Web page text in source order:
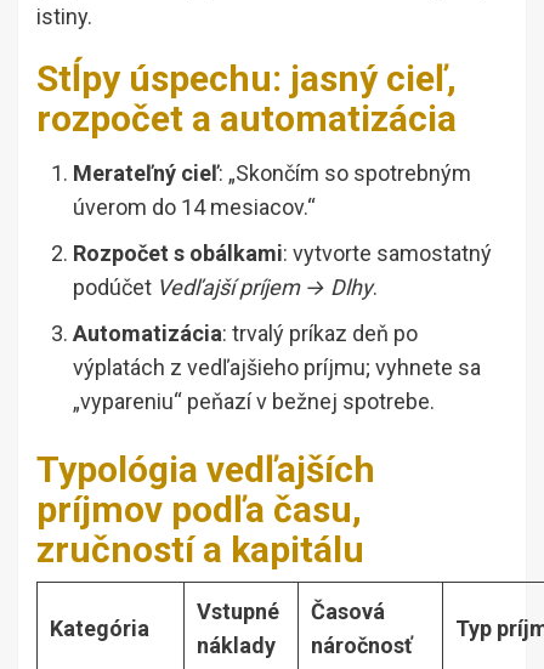
istiny.
Stĺpy úspechu: jasný cieľ,
rozpočet a automatizácia
Merateľný cieľ: „Skončím so spotrebným
úverom do 14 mesiacov.“
Rozpočet s obálkami: vytvorte samostatný
podúčet Vedľajší príjem → Dlhy.
Automatizácia: trvalý príkaz deň po
výplatách z vedľajšieho príjmu; vyhnete sa
„vypareniu“ peňazí v bežnej spotrebe.
Typológia vedľajších
príjmov podľa času,
zručností a kapitálu
Kategória
Vstupné
náklady
Časová
náročnosť
Typ